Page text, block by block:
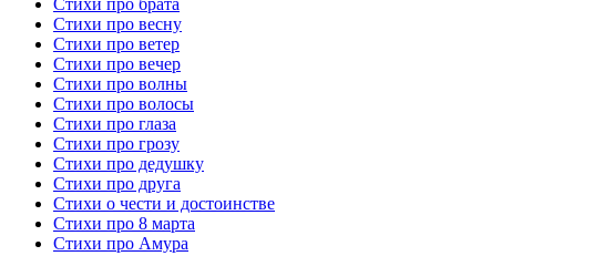
Стихи про брата
Стихи про весну
Стихи про ветер
Стихи про вечер
Стихи про волны
Стихи про волосы
Стихи про глаза
Стихи про грозу
Стихи про дедушку
Стихи про друга
Стихи о чести и достоинстве
Стихи про 8 марта
Стихи про Амура